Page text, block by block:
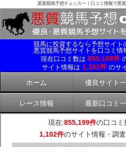
悪質競馬予想チェッカー！口コミ情報で悪
競馬に投資するなら予想サイト
悪質競馬予想サイトを口コミ情
現在口コミ数は 855,199件
サイト情報は 1,102件 のサ
ホーム 優良サイト
レース情報 最新口コミ
現在:855,199件の口コミ
1,102件のサイト情報・調